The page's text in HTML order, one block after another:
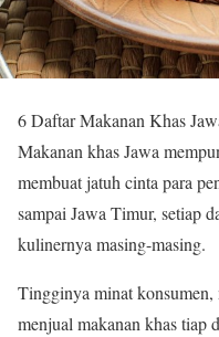
6 Daftar Makanan Khas
Makanan khas Jawa
membuat jatuh cinta para
sampai Jawa Timur, setiap
kulinernya masing-masing.
Tingginya minat
menjual makanan khas tiap